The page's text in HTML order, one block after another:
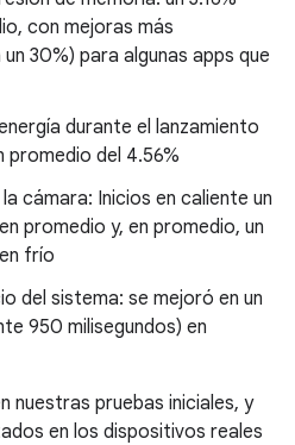
con mejoras más
30%) para algunas apps que
durante el lanzamiento
promedio del 4.56%
cámara: Inicios en caliente un
promedio y, en promedio, un
frío
del sistema: se mejoró en un
950 milisegundos) en
nuestras pruebas iniciales, y
en los dispositivos reales